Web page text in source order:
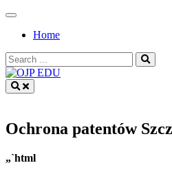
Skip
contentHome
Search
for:
Ochrona patentów
„`html